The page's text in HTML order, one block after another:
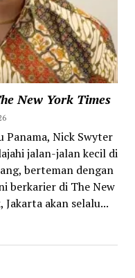
New York Times
Panama, Nick Swyter
jalan-jalan kecil di
berteman dengan
berkarier di The New
akan selalu...